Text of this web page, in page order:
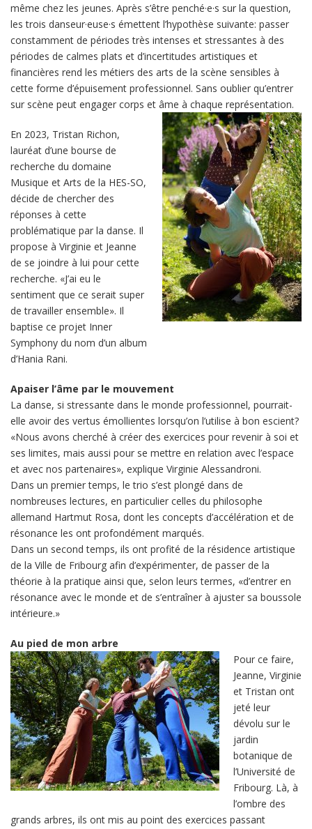
même chez les jeunes. Après s’être penché·e·s sur la question,
les trois danseur·euse·s émettent l’hypothèse suivante: passer
constamment de périodes très intenses et stressantes à des
périodes de calmes plats et d’incertitudes artistiques et
financières rend les métiers des arts de la scène sensibles à
cette forme d’épuisement professionnel. Sans oublier qu’entrer
sur scène peut engager corps et âme à chaque représentation.
En 2023, Tristan Richon,
lauréat d’une bourse de
recherche du domaine
Musique et Arts de la HES-SO,
décide de chercher des
réponses à cette
problématique par la danse. Il
propose à Virginie et Jeanne
de se joindre à lui pour cette
recherche. «J’ai eu le
sentiment que ce serait super
de travailler ensemble». Il
baptise ce projet Inner
Symphony du nom d’un album
d’Hania Rani.
Apaiser l’âme par le mouvement
La danse, si stressante dans le monde professionnel, pourrait-
elle avoir des vertus émollientes lorsqu’on l’utilise à bon escient?
«Nous avons cherché à créer des exercices pour revenir à soi et
ses limites, mais aussi pour se mettre en relation avec l’espace
et avec nos partenaires», explique Virginie Alessandroni.
Dans un premier temps, le trio s’est plongé dans de
nombreuses lectures, en particulier celles du philosophe
allemand Hartmut Rosa, dont les concepts d’accélération et de
résonance les ont profondément marqués.
Dans un second temps, ils ont profité de la résidence artistique
de la Ville de Fribourg afin d’expérimenter, de passer de la
théorie à la pratique ainsi que, selon leurs termes, «d’entrer en
résonance avec le monde et de s’entraîner à ajuster sa boussole
intérieure.»
Au pied de mon arbre
Pour ce faire,
Jeanne, Virginie
et Tristan ont
jeté leur
dévolu sur le
jardin
botanique de
l’Université de
Fribourg. Là, à
l’ombre des
grands arbres, ils ont mis au point des exercices passant